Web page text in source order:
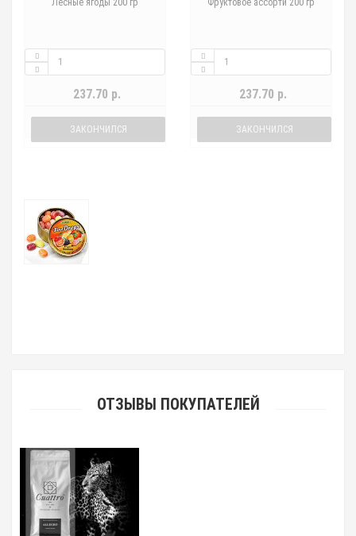
237.70 р.
ЗАКОНЧИЛСЯ
237.70 р.
ЗАКОНЧИЛСЯ
ОТЗЫВЫ ПОКУПАТЕЛЕЙ